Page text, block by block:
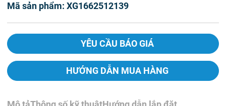
Mã sản phẩm: XG1662512139
YÊU CẦU BÁO GIÁ
HƯỚNG DẪN MUA HÀNG